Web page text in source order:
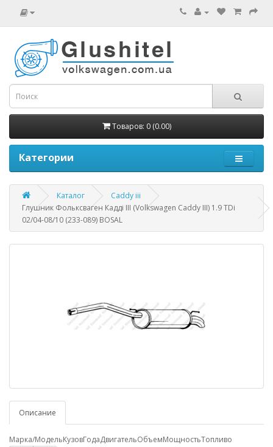
Товаров: 0 (0.00)
Категории
Каталог
Caddy iii
Глушник Фольксваген Кадді III (Volkswagen Caddy III) 1.9 TDi
02/04-08/10 (233-089) BOSAL
Описание
Марка/МодельКузовГодаДвигательОбъемМощностьТопливо